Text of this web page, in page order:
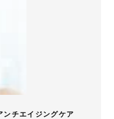
ンチエイジングケア